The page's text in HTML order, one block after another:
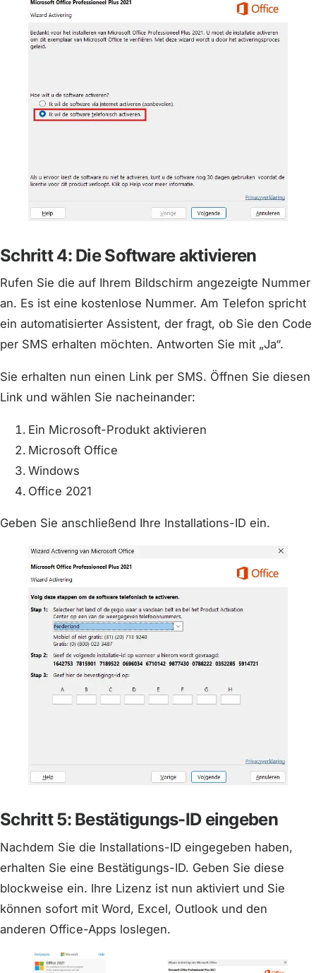
Schritt 4: Die Software aktivieren
Rufen Sie die auf Ihrem Bildschirm angezeigte Nummer
an. Es ist eine kostenlose Nummer. Am Telefon spricht
ein automatisierter Assistent, der fragt, ob Sie den Code
per SMS erhalten möchten. Antworten Sie mit „Ja“.
Sie erhalten nun einen Link per SMS. Öffnen Sie diesen
Link und wählen Sie nacheinander:
Ein Microsoft-Produkt aktivieren
Microsoft Office
Windows
Office 2021
Geben Sie anschließend Ihre Installations-ID ein.
Schritt 5: Bestätigungs-ID eingeben
Nachdem Sie die Installations-ID eingegeben haben,
erhalten Sie eine Bestätigungs-ID. Geben Sie diese
blockweise ein. Ihre Lizenz ist nun aktiviert und Sie
können sofort mit Word, Excel, Outlook und den
anderen Office-Apps loslegen.